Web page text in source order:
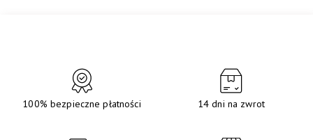
100% bezpieczne płatności 14 dni na zwrot